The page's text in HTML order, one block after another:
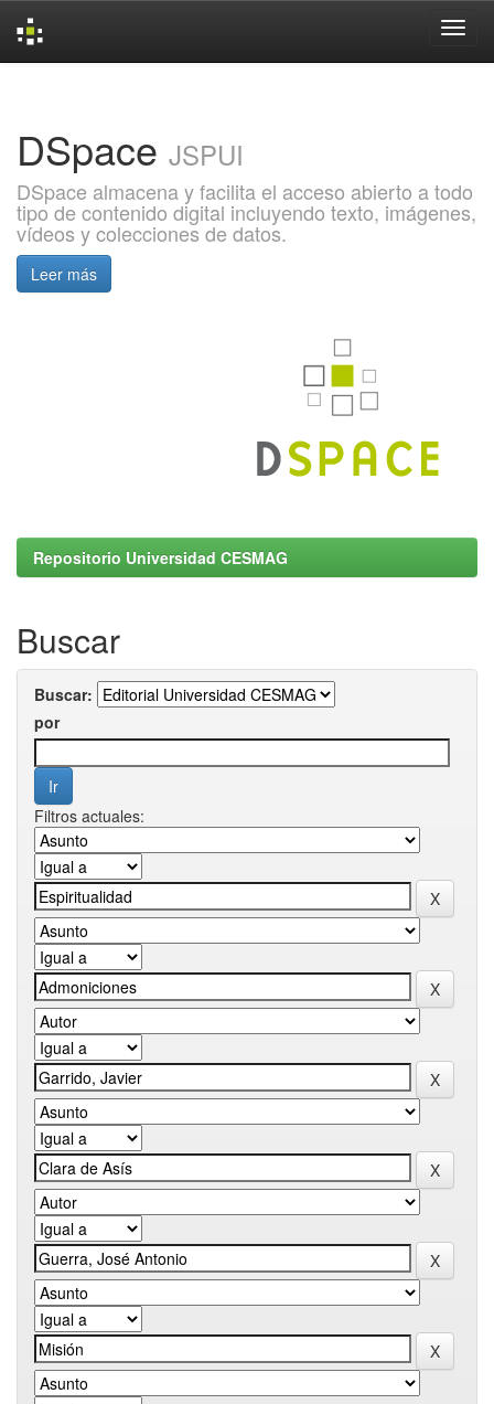
DSpace JSPUI
DSpace almacena y facilita el acceso abierto a todo
tipo de contenido digital incluyendo texto, imágenes,
vídeos y colecciones de datos.
Leer más
Repositorio Universidad CESMAG
Buscar
Buscar:
por
Filtros actuales: